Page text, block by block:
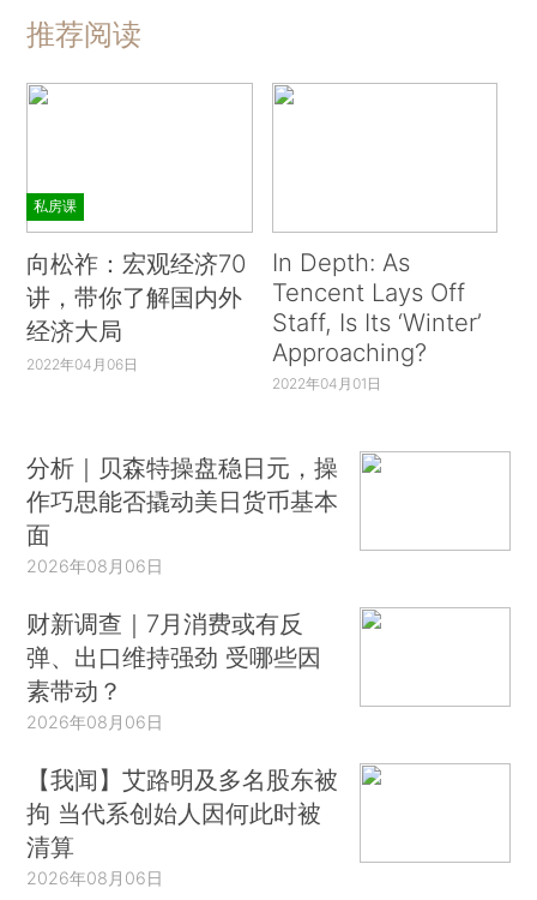
推荐阅读
私房课
向松祚：宏观经济70
讲，带你了解国内外
经济大局
2022年04月06日
In Depth: As
Tencent Lays Off
Staff, Is Its ‘Winter’
Approaching?
2022年04月01日
分析｜贝森特操盘稳日元，操
作巧思能否撬动美日货币基本
面
2026年08月06日
财新调查｜7月消费或有反
弹、出口维持强劲 受哪些因
素带动？
2026年08月06日
【我闻】艾路明及多名股东被
拘 当代系创始人因何此时被
清算
2026年08月06日